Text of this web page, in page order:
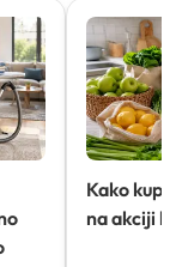
Kako
na akciji